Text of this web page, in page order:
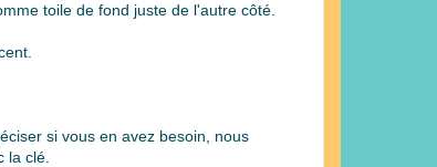
toile de fond juste de l'autre côté.
si vous en avez besoin, nous
la clé.